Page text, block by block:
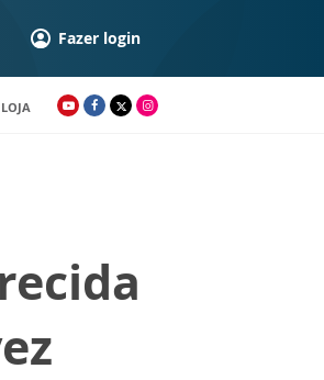
Fazer login
LOJA